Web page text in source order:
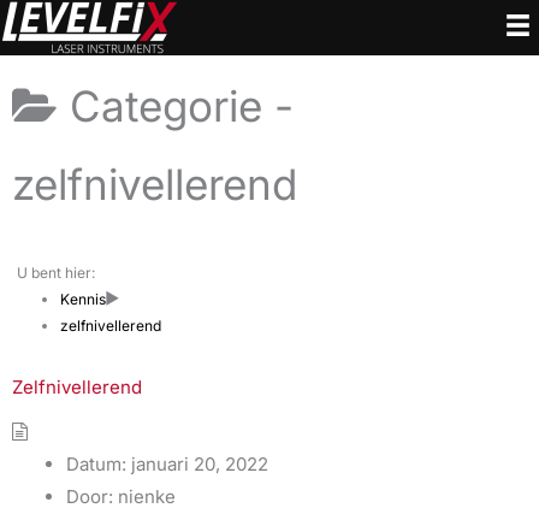
Ga
naar
inhoud
Categorie -
zelfnivellerend
U bent hier:
Kennis
zelfnivellerend
Zelfnivellerend
Datum: januari 20, 2022
Door: nienke